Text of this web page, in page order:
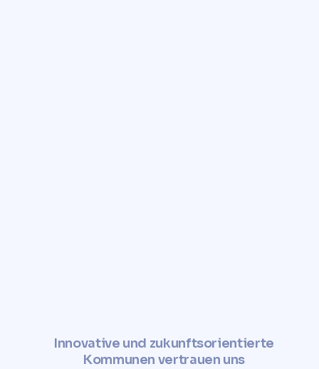
Innovative und zukunftsorientierte
Kommunen vertrauen uns